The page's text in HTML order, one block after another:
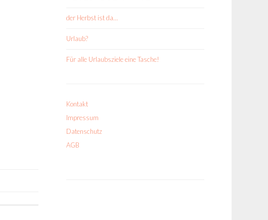
der Herbst ist da…
Urlaub?
Für alle Urlaubsziele eine Tasche!
Kontakt
Impressum
Datenschutz
AGB